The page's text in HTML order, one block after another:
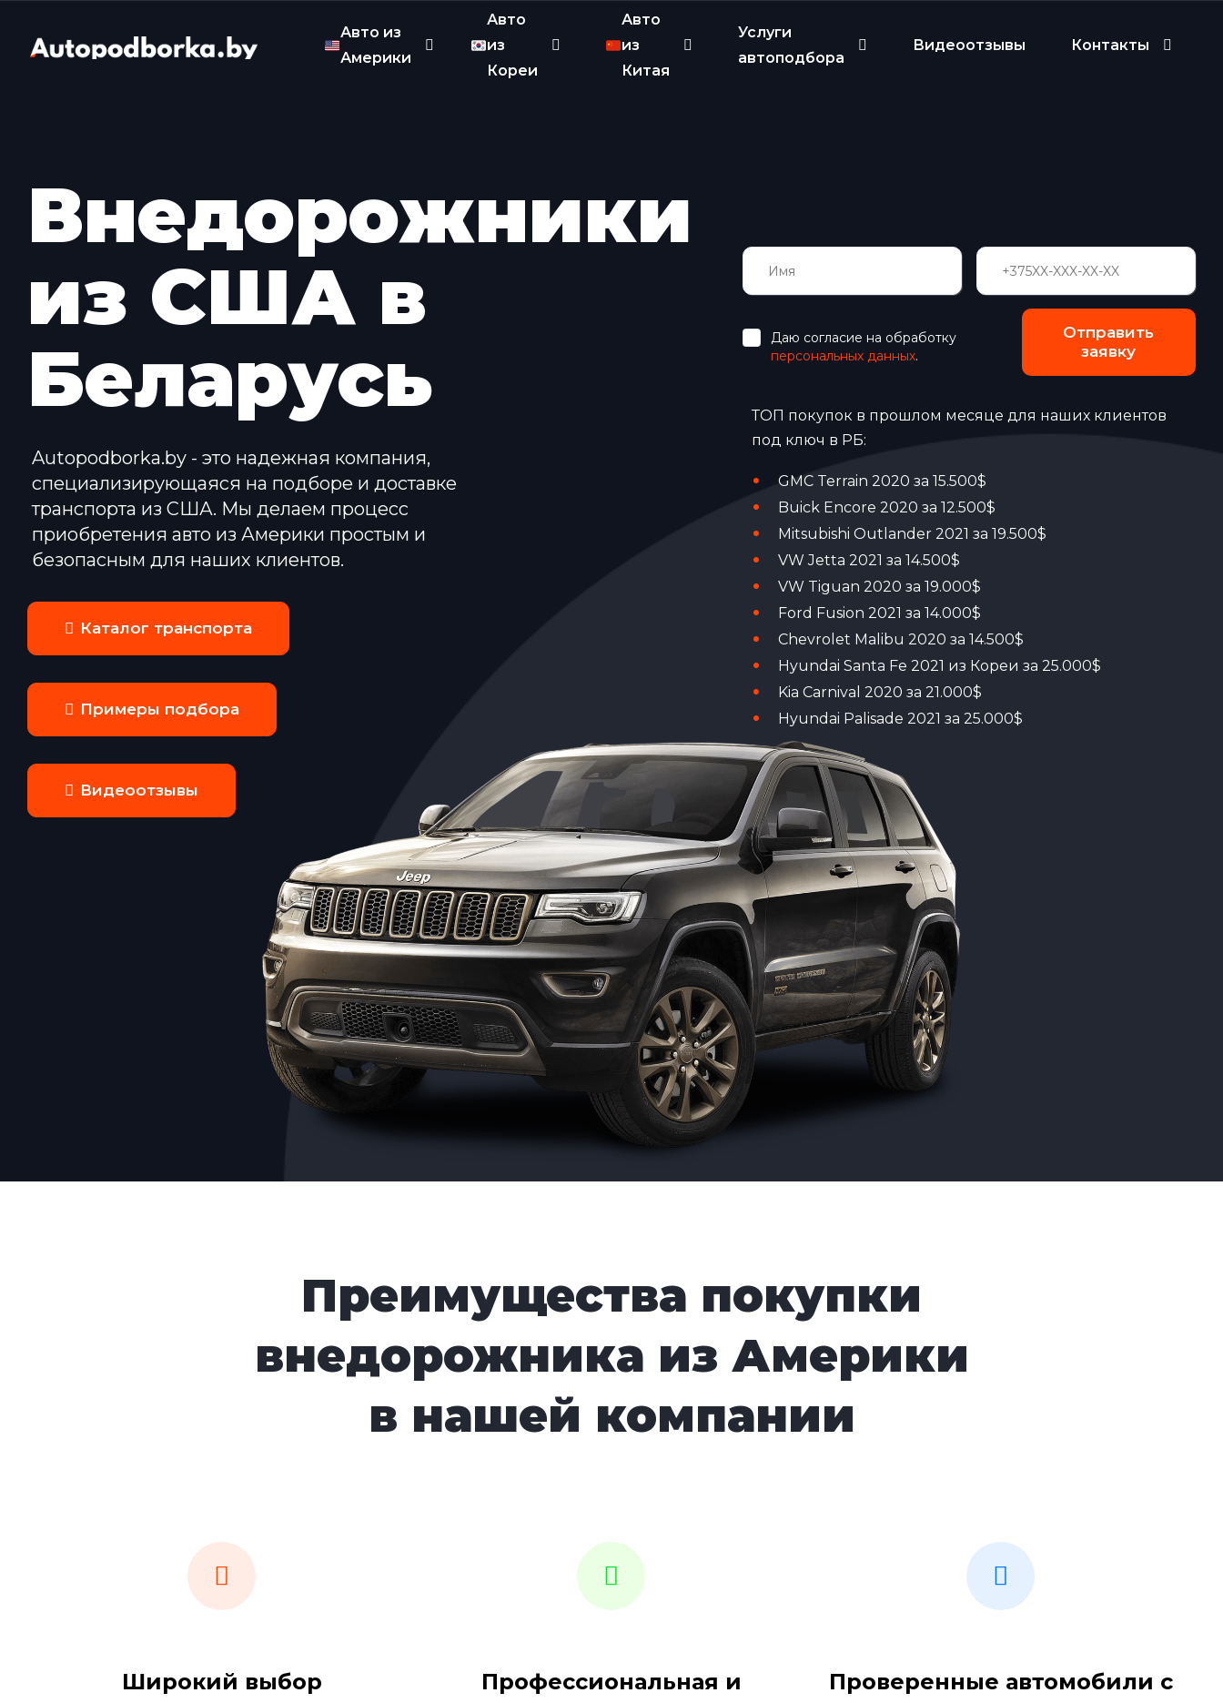
Авто из
Америки
Авто
из
Кореи
Авто
из
Китая
Услуги
автоподбора
Видеоотзывы Контакты
Внедорожники
из США в
Беларусь
Autopodborka.by - это надежная компания,
специализирующаяся на подборе и доставке
транспорта из США. Мы делаем процесс
приобретения авто из Америки простым и
безопасным для наших клиентов.
Каталог транспорта
Примеры подбора
Видеоотзывы
Даю согласие на обработку
персональных данных.
Отправить
заявку
ТОП покупок в прошлом месяце для наших клиентов
под ключ в РБ:
GMC Terrain 2020 за 15.500$
Buick Encore 2020 за 12.500$
Mitsubishi Outlander 2021 за 19.500$
VW Jetta 2021 за 14.500$
VW Tiguan 2020 за 19.000$
Ford Fusion 2021 за 14.000$
Chevrolet Malibu 2020 за 14.500$
Hyundai Santa Fe 2021 из Кореи за 25.000$
Kia Carnival 2020 за 21.000$
Hyundai Palisade 2021 за 25.000$
Преимущества покупки
внедорожника из Америки
в нашей компании
Широкий выбор
Профессиональная и
Проверенные автомобили с